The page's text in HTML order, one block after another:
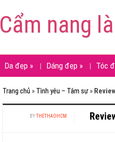
Cẩm nang
Da đẹp » Dáng đẹp » Tóc
Trang chủ » Tình yêu – Tâm sự »
BYTHETHAOHCM